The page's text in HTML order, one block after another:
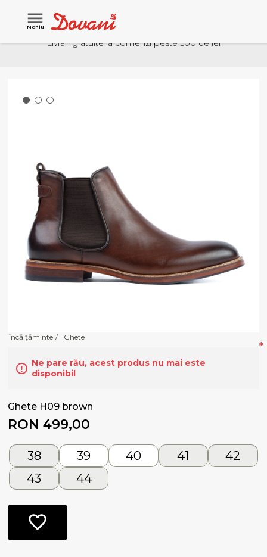
Meniu
Livrari gratuite la comenzi peste 500 de lei
Încălțăminte / Ghete
Ne pare rău, acest produs nu mai este
disponibil
Ghete H09 brown
RON 499,00
*
38 39 40 41
42
43
44